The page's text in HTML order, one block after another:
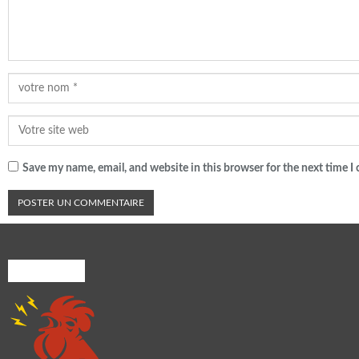
Save my name, email, and website in this browser for the next time I